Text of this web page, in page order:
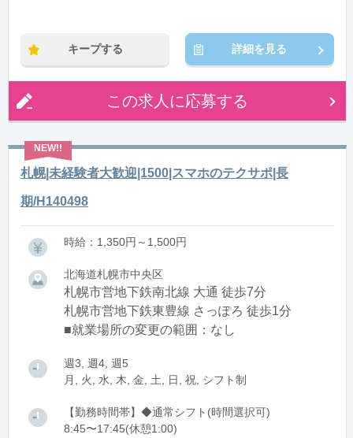
キープする 詳細を見る
この求人に応募する
札幌|未経験者大歓迎|1500|スマホのテクサポ|長
期/H140498
時給：1,350円～1,500円
北海道札幌市中央区
札幌市営地下鉄南北線 大通 徒歩7分
札幌市営地下鉄東豊線 さっぽろ 徒歩1分
■就業場所の変更の範囲：なし
週3, 週4, 週5
月, 火, 水, 木, 金, 土, 日, 祝, シフト制
【勤務時間帯】◆通常シフト(時間選択可)
8:45〜17:45(休憩1:00)